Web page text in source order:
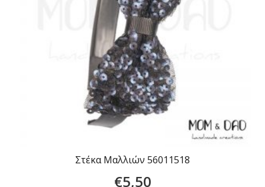
Στέκα Μαλλιών 56011518
€5,50